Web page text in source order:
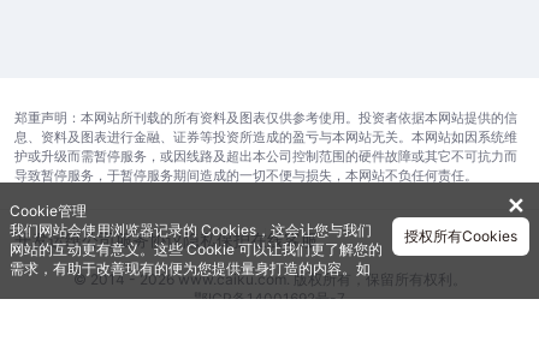
郑重声明：本网站所刊载的所有资料及图表仅供参考使用。投资者依据本网站提供的信
息、资料及图表进行金融、证券等投资所造成的盈亏与本网站无关。本网站如因系统维
护或升级而需暂停服务，或因线路及超出本公司控制范围的硬件故障或其它不可抗力而
导致暂停服务，于暂停服务期间造成的一切不便与损失，本网站不负任何责任。
开发运维公司服务协议隐私保护在线客服
© 2014 - 2026 www.caiku.com. 版权所有，保留所有权利。
鄂ICP备14001692号-7
✕
Cookie管理
我们网站会使用浏览器记录的 Cookies，这会让您与我们
网站的互动更有意义。这些 Cookie 可以让我们更了解您的
需求，有助于改善现有的便为您提供量身打造的内容。如
需获取更多有关我们使用的各种 Cookies 的信息，请查阅
授权所有Cookies